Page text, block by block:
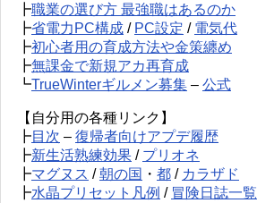
┣職業の選び方 最強職はあるのか
┣省電力PC構成 / PC設定 / 電気代
┣初心者用の育成方法や金策纏め
┣無課金で新規アカ再育成
┗TrueWinterギルメン募集 – 公式
【自分用の各種リンク】
┣目次 – 復帰者向けアプデ履歴
┣新生活熟練効果 / プリオネ
┣マグヌス /朝の国 ・ 都 / カラザド
┣水晶プリセット凡例 / 冒険日誌一覧